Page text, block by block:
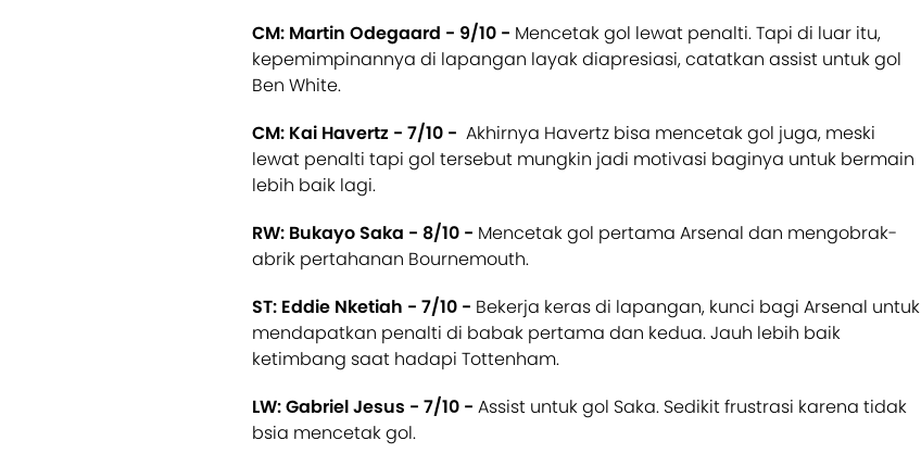
CM: Martin Odegaard - 9/10 - Mencetak gol lewat penalti. Tapi di luar itu,
kepemimpinannya di lapangan layak diapresiasi, catatkan assist untuk gol
Ben White.
CM: Kai Havertz - 7/10 - Akhirnya Havertz bisa mencetak gol juga, meski
lewat penalti tapi gol tersebut mungkin jadi motivasi baginya untuk bermain
lebih baik lagi.
RW: Bukayo Saka - 8/10 - Mencetak gol pertama Arsenal dan mengobrak-
abrik pertahanan Bournemouth.
ST: Eddie Nketiah - 7/10 - Bekerja keras di lapangan, kunci bagi Arsenal untuk
mendapatkan penalti di babak pertama dan kedua. Jauh lebih baik
ketimbang saat hadapi Tottenham.
LW: Gabriel Jesus - 7/10 - Assist untuk gol Saka. Sedikit frustrasi karena tidak
bsia mencetak gol.